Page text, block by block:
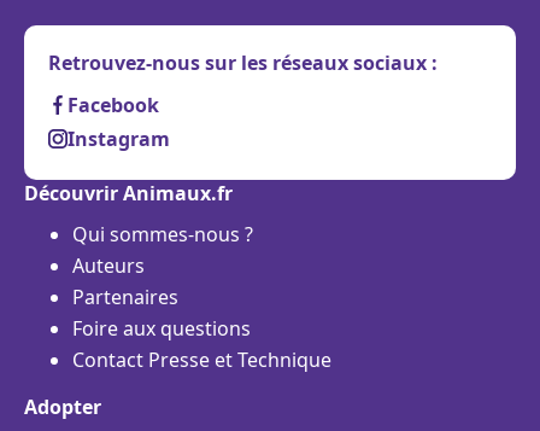
Retrouvez-nous sur les réseaux sociaux :
Facebook
Instagram
Découvrir Animaux.fr
Qui sommes-nous ?
Auteurs
Partenaires
Foire aux questions
Contact Presse et Technique
Adopter